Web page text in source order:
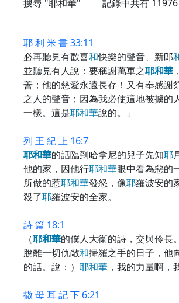
搜尋 "耶和華" 記錄中共有 11976
耶 利 米 書 33:11
必再聽見有歡喜和快樂的聲音、新郎
並聽見有人說：要稱謝萬軍之耶和華
善；他的慈愛永遠長存！又有奉感謝
之人的聲音；因為我必使這地被擄的
一樣。這是耶和華說的。」
列 王 紀 上 16:7
耶和華的話臨到哈拿尼的兒子先知耶
他的家，因他行耶和華眼中看為惡的
所做的惹耶和華發怒，像耶羅波安的
殺了耶羅波安的全家。
詩 篇 18:1
（耶和華的僕人大衛的詩，交與伶長
脫離一切仇敵和掃羅之手的日子，他
的話。說：） 耶和華 ，我的力量啊，
撒 母 耳 記 下 6:21